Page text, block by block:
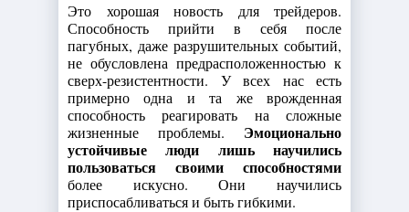
Это хорошая новость для трейдеров.
Способность прийти в себя после
пагубных, даже разрушительных событий,
не обусловлена предрасположенностью к
сверх-резистентности. У всех нас есть
примерно одна и та же врожденная
способность реагировать на сложные
жизненные проблемы. Эмоционально
устойчивые люди лишь научились
пользоваться своими способностями
более искусно. Они научились
приспосабливаться и быть гибкими.